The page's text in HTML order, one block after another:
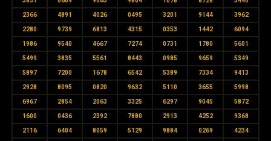
2366 4891 4026 0495 3201 9144 3962
2280 9739 6813 4315 0353 1442 6094
1986 9540 4667 7274 0731 1780 5601
5499 3835 5561 8443 0985 9659 5349
5897 7200 1678 6542 5389 7334 9413
2928 8095 0820 9632 5110 3655 5998
6967 2854 2063 3325 6297 9045 5872
1600 0436 2392 7880 2913 4252 9368
2116 6404 8059 5129 9884 0269 4234